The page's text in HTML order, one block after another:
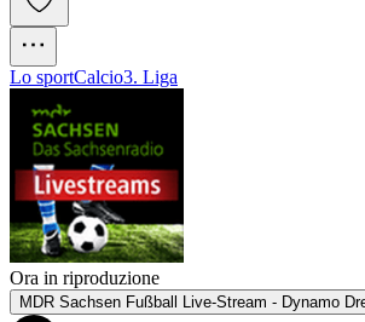
Lo sportCalcio3. Liga
Ora in riproduzione
MDR Sachsen Fußball Live-Stream - Dynamo